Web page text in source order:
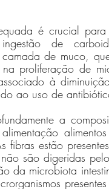
é crucial
de
camada de muco,
proliferação de
à
ao uso de
a
fibras estão
são digeridas
da microbiota